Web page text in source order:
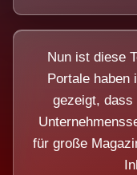
Nun ist diese
Portale haben
gezeigt, dass
für große